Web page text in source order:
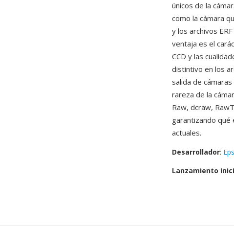
únicos de la
como la cámara
y los archivos
ventaja es el
CCD y las
distintivo en los
salida de
rareza de la
Raw, dcraw,
garantizando qué
actuales.
Desarrollador:
Lanzamiento